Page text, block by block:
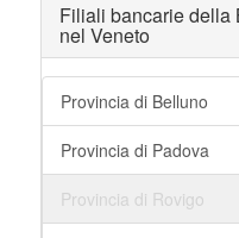
Filiali bancarie della
nel Veneto
Provincia di Belluno
Provincia di Padova
Provincia di Rovigo